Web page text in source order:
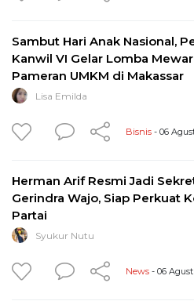
Sambut Hari Anak Nasional,
Kanwil VI Gelar Lomba
Pameran UMKM di Makassar
Lisa Emilda
Bisnis - 06
Herman Arif Resmi Jadi
Gerindra Wajo, Siap Perkuat
Partai
Syukur Nutu
News - 06